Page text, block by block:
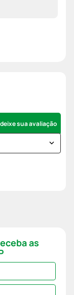
sua avaliação
as